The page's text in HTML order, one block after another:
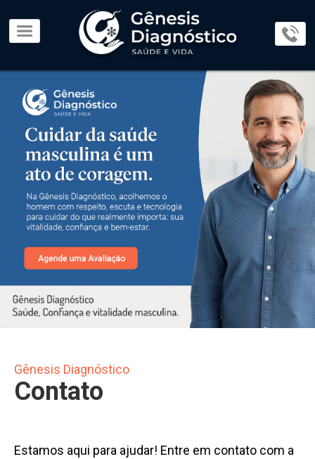
×
Page
O
Lab
Parceiros
Exames
e
Procedimentos
Consultas
Médicas
Dúvidas
e
Orientações
Blog
•
Resultados
dos
Gênesis Diagnóstico
Contato
Estamos aqui para ajudar! Entre em contato com a